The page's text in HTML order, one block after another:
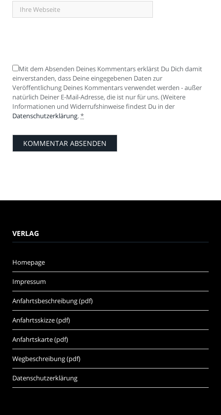
Mit dem Absenden Deines Kommentars erklärst Du Dich damit
einverstanden, dass Deine eingegebenen Daten zur
Veröffentlichung Deines Kommentars verwendet werden - außer
natürlich Deiner E-Mail-Adresse, die ist nur für uns. (Weitere
Informationen und Widerrufshinweise findest Du in der
Datenschutzerklärung.*
VERLAG
Homepage
Impressum
Anfahrtsbeschreibung (pdf)
Anfahrtsskizze (pdf)
Anfahrtskarte (pdf)
Wegbeschreibung (pdf)
Datenschutzerklärung